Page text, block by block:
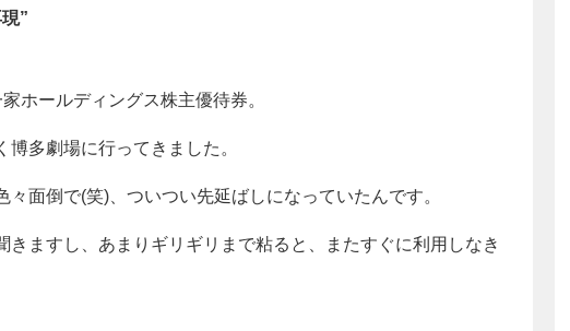
”
ホールディングス株主優待券。
多劇場に行ってきました。
面倒で(笑)、ついつい先延ばしになっていたんです。
ますし、あまりギリギリまで粘ると、またすぐに利用しなき